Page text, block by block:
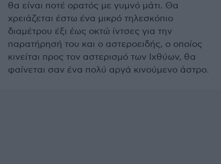
θα είναι ποτέ ορατός με γυμνό μάτι. Θα
χρειάζεται έστω ένα μικρό τηλεσκόπιο
διαμέτρου έξι έως οκτώ ίντσες για την
παρατήρησή του και ο αστεροειδής, ο οποίος
κινείται προς τον αστερισμό των Ιχθύων, θα
φαίνεται σαν ένα πολύ αργά κινούμενο άστρο.